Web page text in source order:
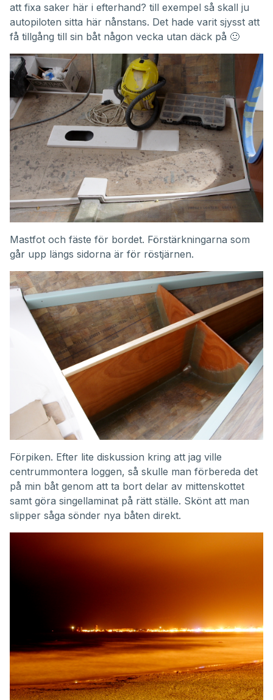
att fixa saker här i efterhand? till exempel så skall ju
autopiloten sitta här nånstans. Det hade varit sjysst att
få tillgång till sin båt någon vecka utan däck på 🙂
Mastfot och fäste för bordet. Förstärkningarna som
går upp längs sidorna är för röstjärnen.
Förpiken. Efter lite diskussion kring att jag ville
centrummontera loggen, så skulle man förbereda det
på min båt genom att ta bort delar av mittenskottet
samt göra singellaminat på rätt ställe. Skönt att man
slipper såga sönder nya båten direkt.